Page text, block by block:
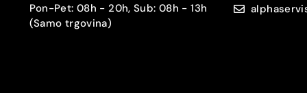
Brzo punjenje
Pon-Pet: 08h - 20h, Sub: 08h - 13h
(Samo trgovina)